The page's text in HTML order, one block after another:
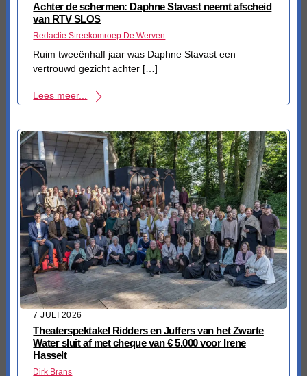
Achter de schermen: Daphne Stavast neemt afscheid
van RTV SLOS
Redactie Streekomroep De Werven
Ruim tweeënhalf jaar was Daphne Stavast een
vertrouwd gezicht achter […]
Lees meer...
7 JULI 2026
Theaterspektakel Ridders en Juffers van het Zwarte
Water sluit af met cheque van € 5.000 voor Irene
Hasselt
Dirk Brans